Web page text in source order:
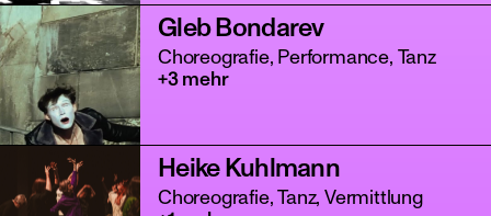
Gleb Bondarev
Choreografie, Performance, Tanz
+3 mehr
Heike Kuhlmann
Choreografie, Tanz, Vermittlung